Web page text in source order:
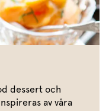
dessert och
av våra